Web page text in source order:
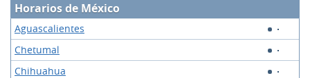
Horarios de México
Aguascalientes
Chetumal
Chihuahua